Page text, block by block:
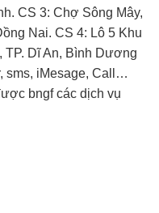
CS 3: Chợ Sông Mây,
Nai. CS 4: Lô 5 Khu
TP. Dĩ An, Bình Dương
sms, iMesage, Call…
bngf các dịch vụ